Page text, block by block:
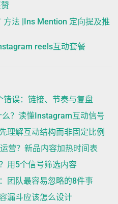
法 |Ins Mention 定向提及推
reels互动套餐
错误：链接、节奏与复盘
？读懂Instagram互动信号
理解互动结构而非固定比例
营？新品内容加热时间表
用5个信号筛选内容
团队最容易忽略的8件事
漏斗应该怎么设计